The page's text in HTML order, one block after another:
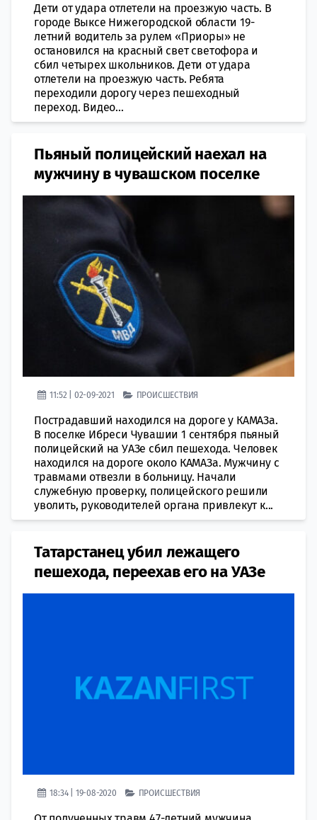
Дети от удара отлетели на проезжую часть. В
городе Выксе Нижегородской области 19-
летний водитель за рулем «Приоры» не
остановился на красный свет светофора и
сбил четырех школьников. Дети от удара
отлетели на проезжую часть. Ребята
переходили дорогу через пешеходный
переход. Видео...
Пьяный полицейский наехал на
мужчину в чувашском поселке
11:52 | 02-09-2021 ПРОИСШЕСТВИЯ
Пострадавший находился на дороге у КАМАЗа.
В поселке Ибреси Чувашии 1 сентября пьяный
полицейский на УАЗе сбил пешехода. Человек
находился на дороге около КАМАЗа. Мужчину с
травмами отвезли в больницу. Начали
служебную проверку, полицейского решили
уволить, руководителей органа привлекут к...
Татарстанец убил лежащего
пешехода, переехав его на УАЗе
18:34 | 19-08-2020 ПРОИСШЕСТВИЯ